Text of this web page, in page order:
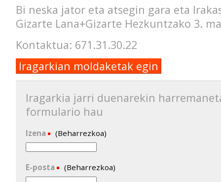
Bi neska jator eta atsegin gara eta
Gizarte Lana+Gizarte Hezkuntzako 3.
Kontaktua: 671.31.30.22
Iragarkian moldaketak egin
Iragarkia jarri duenarekin
formulario hau
Izena (Beharrezkoa)
E-posta (Beharrezkoa)